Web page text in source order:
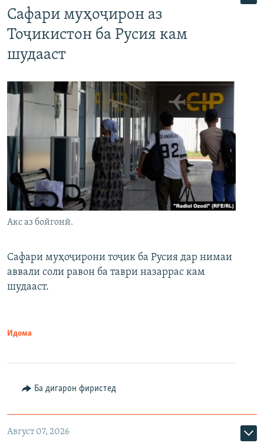
Сафари муҳоҷирон аз
Тоҷикистон ба Русия кам
шудааст
Акс аз бойгонӣ.
Сафари муҳоҷирони тоҷик ба Русия дар нимаи
аввали соли равон ба таври назаррас кам
шудааст.
Идома
Ба дигарон фиристед
Август 07, 2026